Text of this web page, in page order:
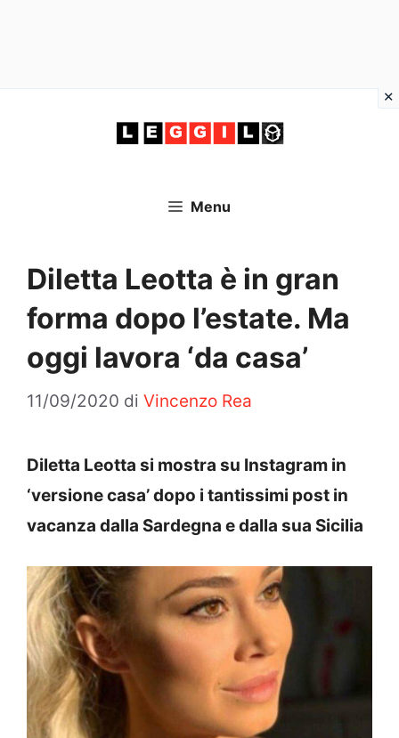
Menu
Diletta Leotta è in gran
forma dopo l’estate. Ma
oggi lavora ‘da casa’
11/09/2020 di Vincenzo Rea
Diletta Leotta si mostra su Instagram in
‘versione casa’ dopo i tantissimi post in
vacanza dalla Sardegna e dalla sua Sicilia